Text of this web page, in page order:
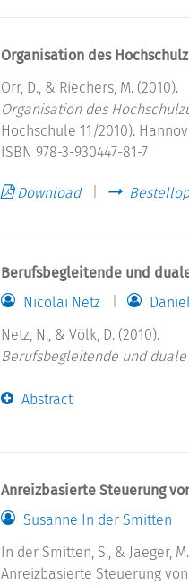
Organisation des
Orr, D., & Riechers, M. (2010).
Organisation des
Hochschule 11/2010).
ISBN 978-3-930447-81-7
Download
Berufsbegleitende und
Nicolai Netz
Netz, N., & Völk, D. (2010).
Berufsbegleitende und
Abstract
Anreizbasierte Steuerung
Susanne In der Smitten
In der Smitten, S., & Jaeger,
Anreizbasierte Steuerung